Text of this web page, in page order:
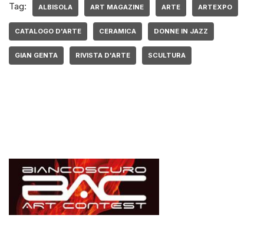
Tag: ALBISOLA ART MAGAZINE ARTE ARTEXPO
CATALOGO D'ARTE CERAMICA DONNE IN JAZZ
GIAN GENTA RIVISTA D'ARTE SCULTURA